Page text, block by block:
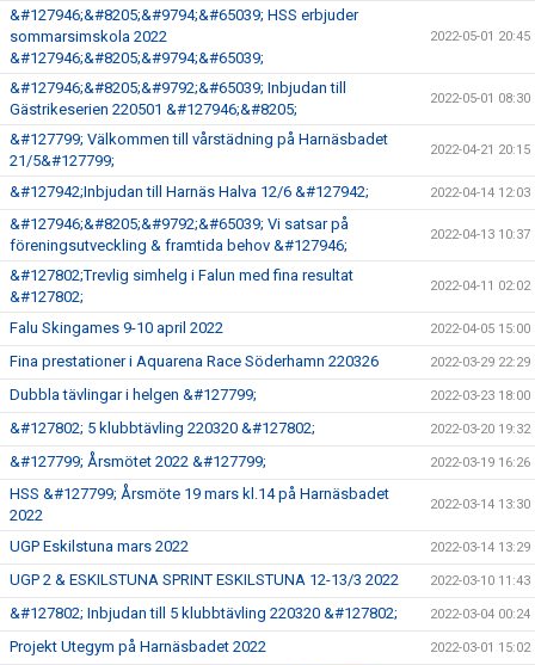
&#127946;&#8205;&#9794;&#65039; HSS erbjuder
sommarsimskola 2022
&#127946;&#8205;&#9794;&#65039;
2022-05-01 20:45
&#127946;&#8205;&#9792;&#65039; Inbjudan till
Gästrikeserien 220501 &#127946;&#8205;
2022-05-01 08:30
&#127799; Välkommen till vårstädning på Harnäsbadet
21/5&#127799;
2022-04-21 20:15
&#127942;Inbjudan till Harnäs Halva 12/6 &#127942; 2022-04-14 12:03
&#127946;&#8205;&#9792;&#65039; Vi satsar på
föreningsutveckling & framtida behov &#127946;
2022-04-13 10:37
&#127802;Trevlig simhelg i Falun med fina resultat
&#127802;
2022-04-11 02:02
Falu Skingames 9-10 april 2022 2022-04-05 15:00
Fina prestationer i Aquarena Race Söderhamn 220326 2022-03-29 22:29
Dubbla tävlingar i helgen &#127799; 2022-03-23 18:00
&#127802; 5 klubbtävling 220320 &#127802; 2022-03-20 19:32
&#127799; Årsmötet 2022 &#127799; 2022-03-19 16:26
HSS &#127799; Årsmöte 19 mars kl.14 på Harnäsbadet
2022
2022-03-14 13:30
UGP Eskilstuna mars 2022 2022-03-14 13:29
UGP 2 & ESKILSTUNA SPRINT ESKILSTUNA 12-13/3 2022 2022-03-10 11:43
&#127802; Inbjudan till 5 klubbtävling 220320 &#127802; 2022-03-04 00:24
Projekt Utegym på Harnäsbadet 2022 2022-03-01 15:02